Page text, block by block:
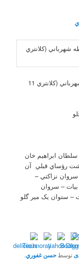
سال 1332 پرسنل شهرباني سابق در محوطه شهرباني (کلانتري 11
شمسي بوسيله سلطان ابراهيم خان
18 نفر مامور داشت رؤساي قبلي آن
سروان نزاکتي –
– سروان
– ستوان يک مير گلو
توسطحسن غفوري.